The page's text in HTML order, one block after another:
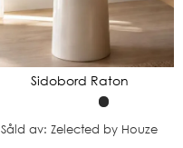
Sidobord Raton
Såld av: Zelected by Houze